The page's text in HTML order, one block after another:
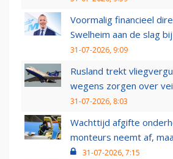
Voormalig financieel
Swelheim aan de slag
31-07-2026, 9:09
Rusland trekt
wegens zorgen over
31-07-2026, 8:03
Wachttijd afgifte
monteurs neemt af,
31-07-2026, 7:15